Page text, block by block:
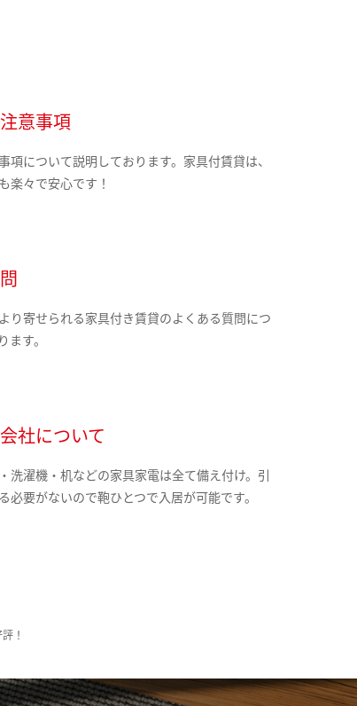
意事項
項について説明しております。家具付賃貸は、
楽々で安心です！
り寄せられる家具付き賃貸のよくある質問につ
ます。
社について
洗濯機・机などの家具家電は全て備え付け。引
必要がないので鞄ひとつで入居が可能です。
！